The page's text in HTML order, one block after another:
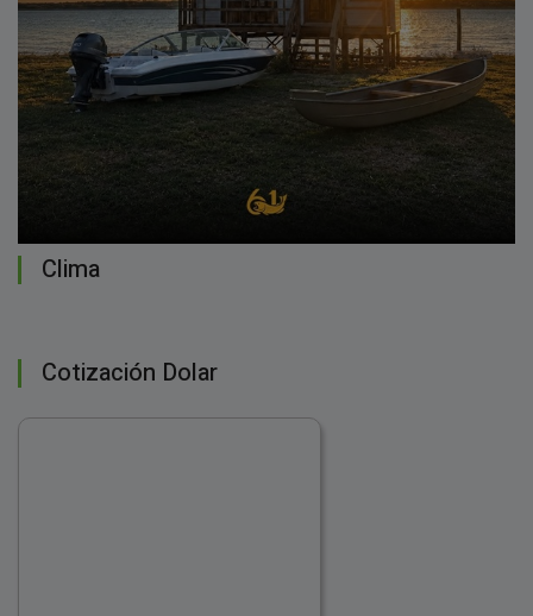
Clima
Cotización Dolar